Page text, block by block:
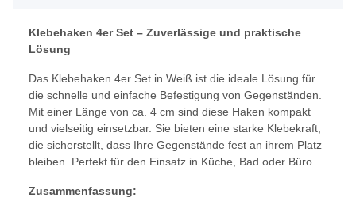
Klebehaken 4er Set – Zuverlässige und praktische
Lösung
Das Klebehaken 4er Set in Weiß ist die ideale Lösung für
die schnelle und einfache Befestigung von Gegenständen.
Mit einer Länge von ca. 4 cm sind diese Haken kompakt
und vielseitig einsetzbar. Sie bieten eine starke Klebekraft,
die sicherstellt, dass Ihre Gegenstände fest an ihrem Platz
bleiben. Perfekt für den Einsatz in Küche, Bad oder Büro.
Zusammenfassung: